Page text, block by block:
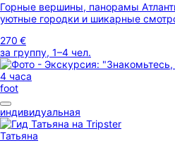
Горные вершины, панорамы
уютные городки и шикарные
270 €
за группу, 1–4 чел.
4 часа
foot
индивидуальная
Татьяна